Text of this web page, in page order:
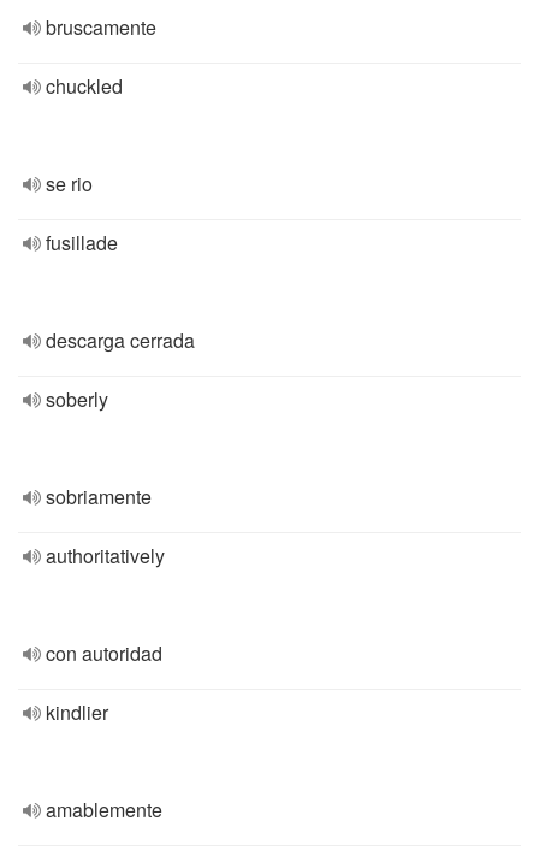
bruscamente
chuckled
se rio
fusillade
descarga cerrada
soberly
sobriamente
authoritatively
con autoridad
kindlier
amablemente